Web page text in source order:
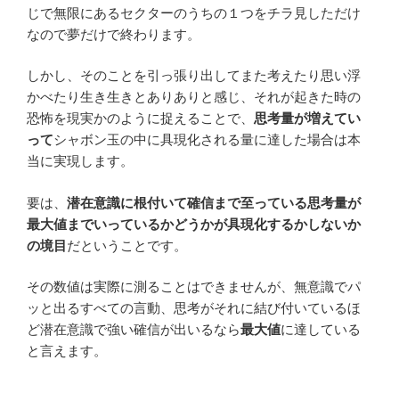
じで無限にあるセクターのうちの１つをチラ見しただけ
なので夢だけで終わります。
しかし、そのことを引っ張り出してまた考えたり思い浮
かべたり生き生きとありありと感じ、それが起きた時の
恐怖を現実かのように捉えることで、 思考量が増えてい
ってシャボン玉の中に具現化される量に達した場合は本
当に実現します。
要は、 潜在意識に根付いて確信まで至っている思考量が
最大値までいっているかどうかが具現化するかしないか
の境目 だということです。
その数値は実際に測ることはできませんが、無意識でパ
ッと出るすべての言動、思考がそれに結び付いているほ
ど潜在意識で強い確信が出いるなら最大値に達している
と言えます。